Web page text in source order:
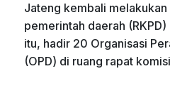
Jateng kembali
pemerintah daerah
itu, hadir 20 Organisasi
(OPD) di ruang rapat